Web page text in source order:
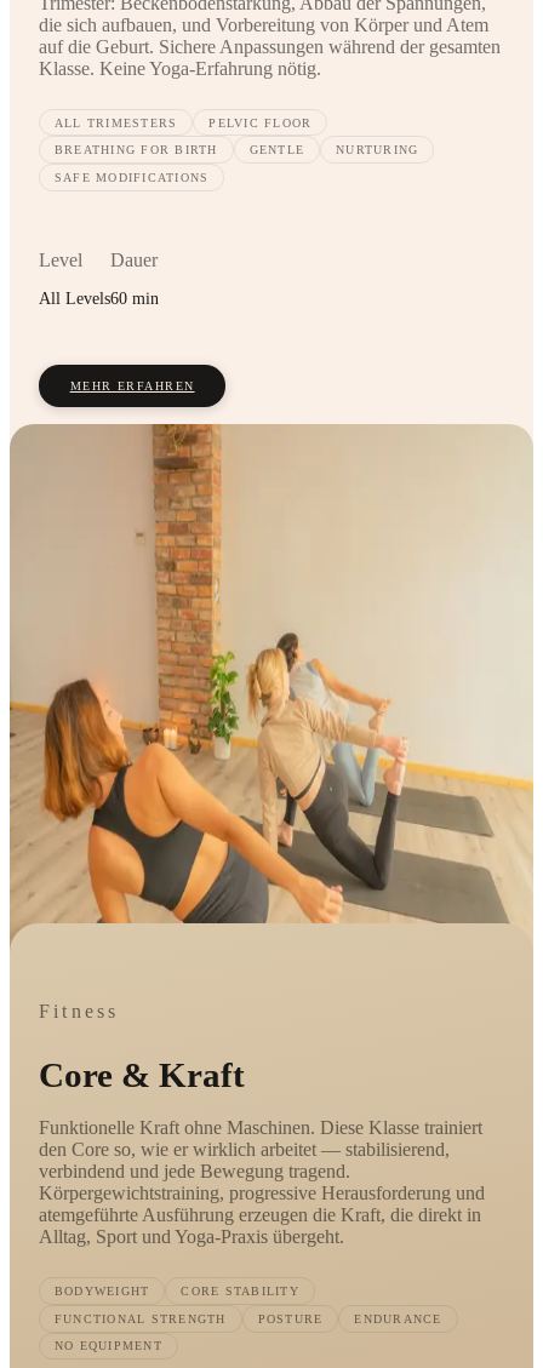
die sich aufbauen, und Vorbereitung von Körper und Atem
auf die Geburt. Sichere Anpassungen während der gesamten
Klasse. Keine Yoga-Erfahrung nötig.
ALL TRIMESTERS PELVIC FLOOR
BREATHING FOR BIRTH GENTLE NURTURING
SAFE MODIFICATIONS
Level
All Levels
Dauer
60 min
MEHR ERFAHREN
Fitness
Core & Kraft
Funktionelle Kraft ohne Maschinen. Diese Klasse trainiert
den Core so, wie er wirklich arbeitet — stabilisierend,
verbindend und jede Bewegung tragend.
Körpergewichtstraining, progressive Herausforderung und
atemgeführte Ausführung erzeugen die Kraft, die direkt in
Alltag, Sport und Yoga-Praxis übergeht.
BODYWEIGHT CORE STABILITY
FUNCTIONAL STRENGTH POSTURE ENDURANCE
NO EQUIPMENT